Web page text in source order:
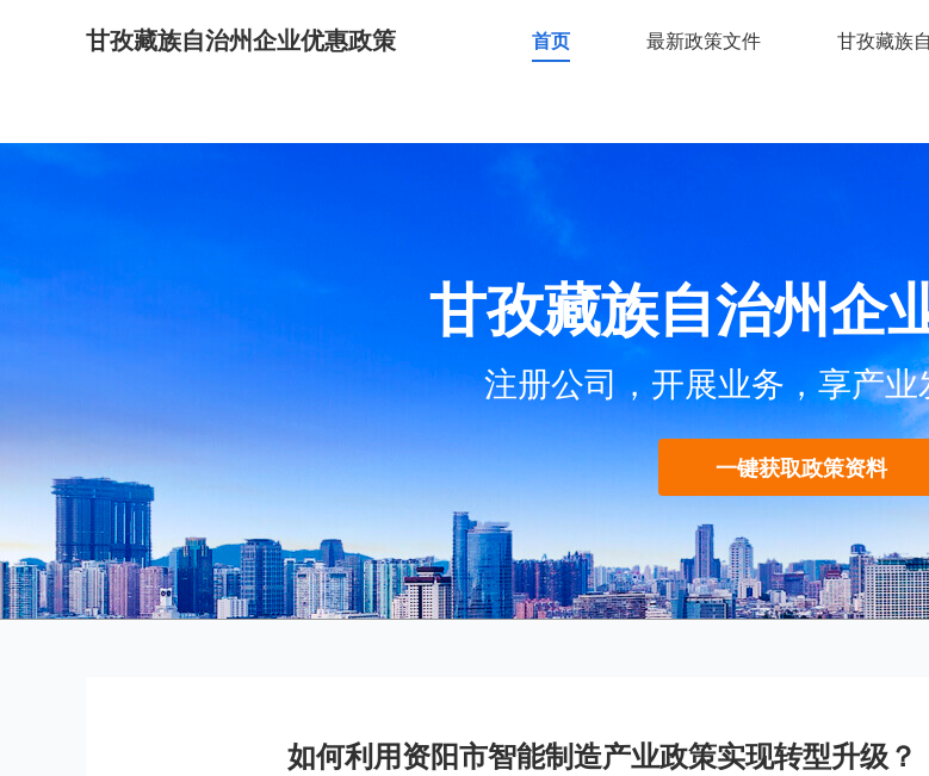
甘孜藏族自治州企业优惠政策 首页 最新政策文件 甘孜藏族
甘孜藏族自治州企
注册公司，开展业务，享产
一键获取政策资料
如何利用资阳市智能制造产业政策实现转型升级？